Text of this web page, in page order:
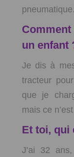
pneumatique.
un enfant
Je dis à
tracteur
que je
mais ce
Et toi, qui
J’ai 32